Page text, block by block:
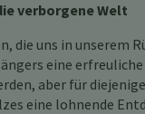
verborgene Welt
die uns in unserem
eine
aber für
eine lohnende